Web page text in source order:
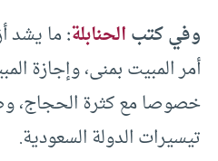
وفي كتبالحنابلة:ما يشد
أمر المبيت بمنى، وإجازة
خصوصا مع كثرة الحجاج،
تيسيرات الدولة السعودية.